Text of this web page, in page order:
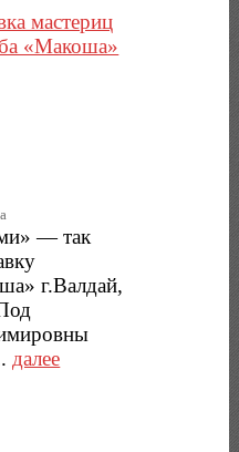
мастериц
«Макоша»
— так
г.Валдай,
далее